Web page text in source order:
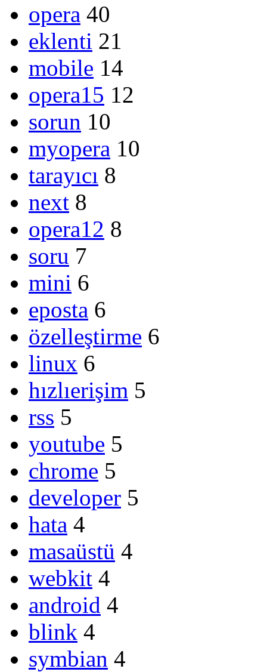
opera 40
eklenti 21
mobile 14
opera15 12
sorun 10
myopera 10
tarayıcı 8
next 8
opera12 8
soru 7
mini 6
eposta 6
özelleştirme 6
linux 6
hızlıerişim 5
rss 5
youtube 5
chrome 5
developer 5
hata 4
masaüstü 4
webkit 4
android 4
blink 4
symbian 4